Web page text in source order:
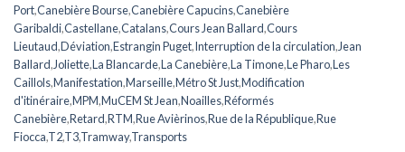
Port,Canebière Bourse,Canebière Capucins,Canebière
Garibaldi,Castellane,Catalans,Cours Jean Ballard,Cours
Lieutaud,Déviation,Estrangin Puget,Interruption de la circulation,Jean
Ballard,Joliette,La Blancarde,La Canebière,La Timone,Le Pharo,Les
Caillols,Manifestation,Marseille,Métro St Just,Modification
d'itinéraire,MPM,MuCEM St Jean,Noailles,Réformés
Canebière,Retard,RTM,Rue Avièrinos,Rue de la République,Rue
Fiocca,T2,T3,Tramway,Transports